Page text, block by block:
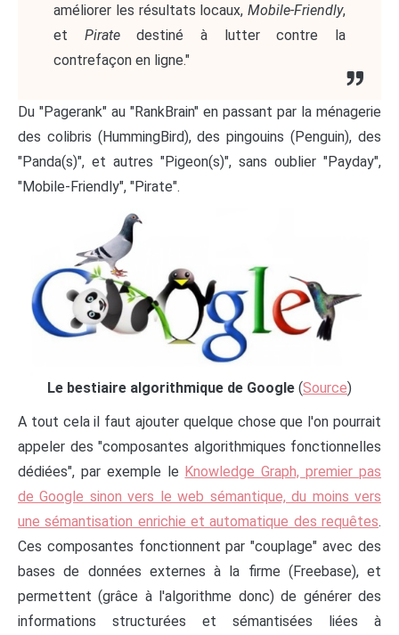
améliorer les résultats locaux, Mobile-Friendly,
et Piratedestiné à lutter contre la
contrefaçon en ligne."
Du "Pagerank" au "RankBrain" en passant par la ménagerie
des colibris (HummingBird), des pingouins (Penguin), des
"Panda(s)", et autres "Pigeon(s)", sans oublier "Payday",
"Mobile-Friendly", "Pirate".
Le bestiaire algorithmique de Google (Source)
A tout cela il faut ajouter quelque chose que l'on pourrait
appeler des "composantes algorithmiques fonctionnelles
dédiées", par exemple le Knowledge Graph, premier pas
de Google sinon vers le web sémantique, du moins vers
une sémantisation enrichie et automatique des requêtes.
Ces composantes fonctionnent par "couplage" avec des
bases de données externes à la firme (Freebase), et
permettent (grâce à l'algorithme donc) de générer des
informations structurées et sémantisées liées à